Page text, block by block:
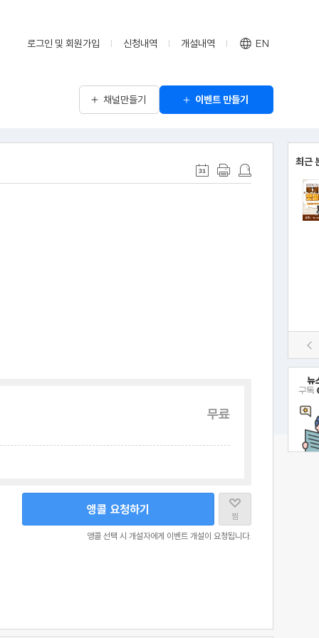
로그인 및 회원가입 신청내역 개설내역 EN
채널만들기 이벤트 만들기
최근
무료
찜
앵콜 요청하기
앵콜 선택 시 개설자에게 이벤트 개설이 요청됩니다.